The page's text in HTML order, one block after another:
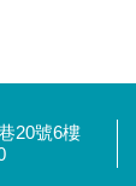
20號6樓